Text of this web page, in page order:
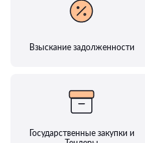
Взыскание задолженности
Государственные закупки и